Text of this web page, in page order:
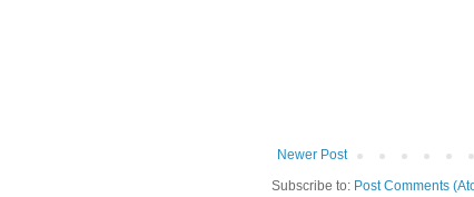
Newer Post
Subscribe to: Post Comments